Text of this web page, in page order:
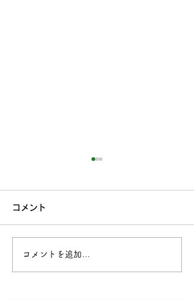
第25回キラキラっとアー
コメント
コメントを追加…